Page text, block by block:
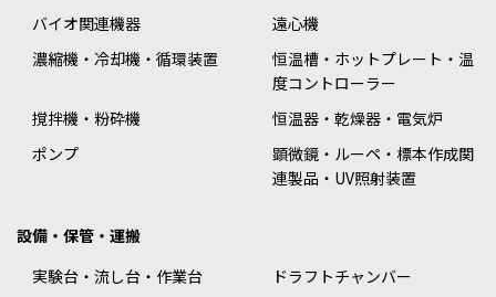
バイオ関連機器
遠心機
濃縮機・冷却機・循環装置
恒温槽・ホットプレート・温
度コントローラー
撹拌機・粉砕機
恒温器・乾燥器・電気炉
ポンプ
顕微鏡・ルーペ・標本作成関
連製品・UV照射装置
設備・保管・運搬
実験台・流し台・作業台
ドラフトチャンバー